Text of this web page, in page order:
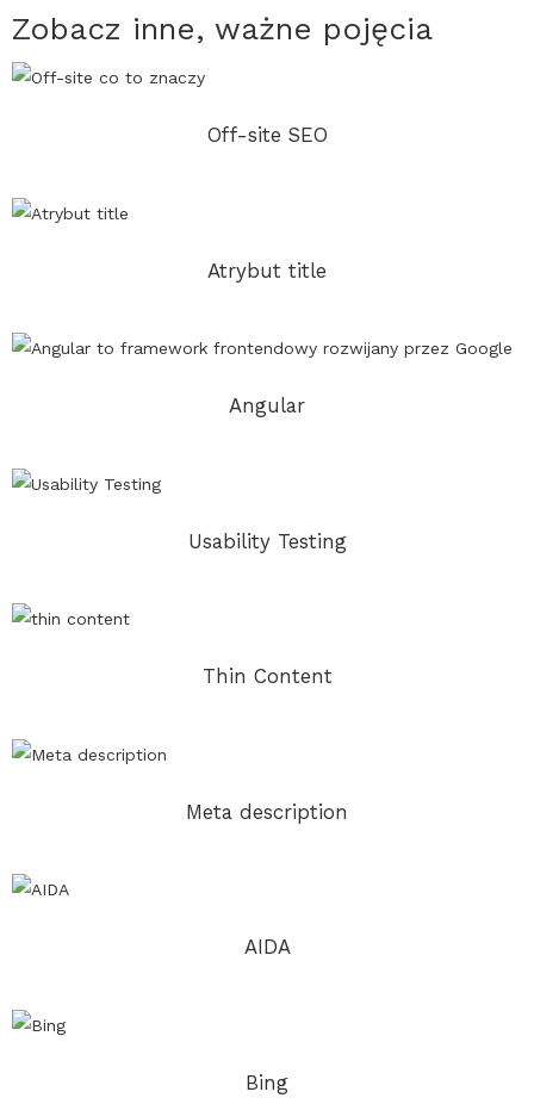
Zobacz inne, ważne pojęcia
Off-site SEO
Atrybut title
Angular
Usability Testing
Thin Content
Meta description
AIDA
Bing